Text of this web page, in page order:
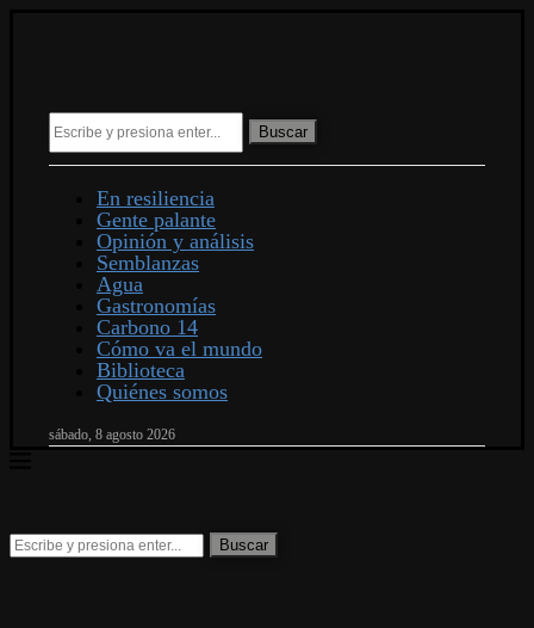
Buscar
En resiliencia
Gente palante
Opinión y análisis
Semblanzas
Agua
Gastronomías
Carbono 14
Cómo va el mundo
Biblioteca
Quiénes somos
sábado, 8 agosto 2026